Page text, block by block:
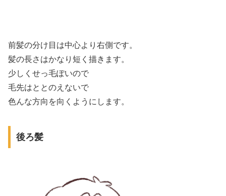
前髪の分け目は中心より右側です。
髪の長さはかなり短く描きます。
少しくせっ毛ぽいので
毛先はととのえないで
色んな方向を向くようにします。
後ろ髪